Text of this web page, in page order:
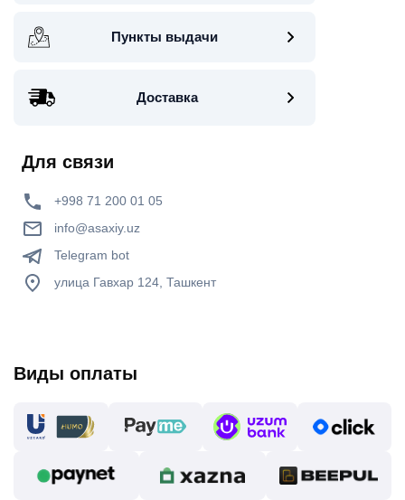
Пункты выдачи
Доставка
Для связи
+998 71 200 01 05
info@asaxiy.uz
Telegram bot
улица Гавхар 124, Ташкент
Виды оплаты